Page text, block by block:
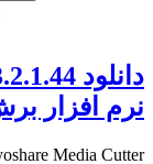
نرم افزار